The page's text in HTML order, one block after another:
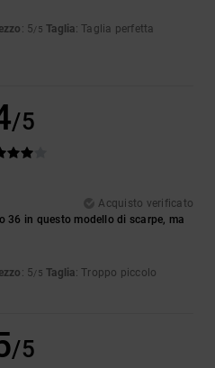
: 5/5 Taglia: Taglia perfetta
/5
Acquisto verificato
36 in questo modello di scarpe, ma
: 5/5 Taglia: Troppo piccolo
/5